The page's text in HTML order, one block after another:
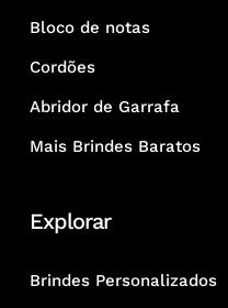
Bloco de notas
Cordões
Abridor de Garrafa
Mais Brindes Baratos
Explorar
Brindes Personalizados